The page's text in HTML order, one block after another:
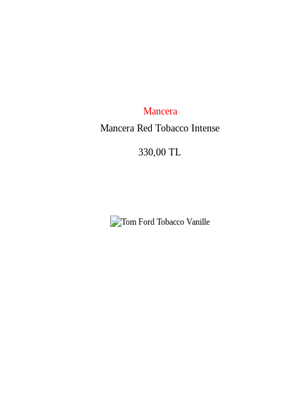
Mancera
Mancera Red Tobacco Intense
330,00 TL